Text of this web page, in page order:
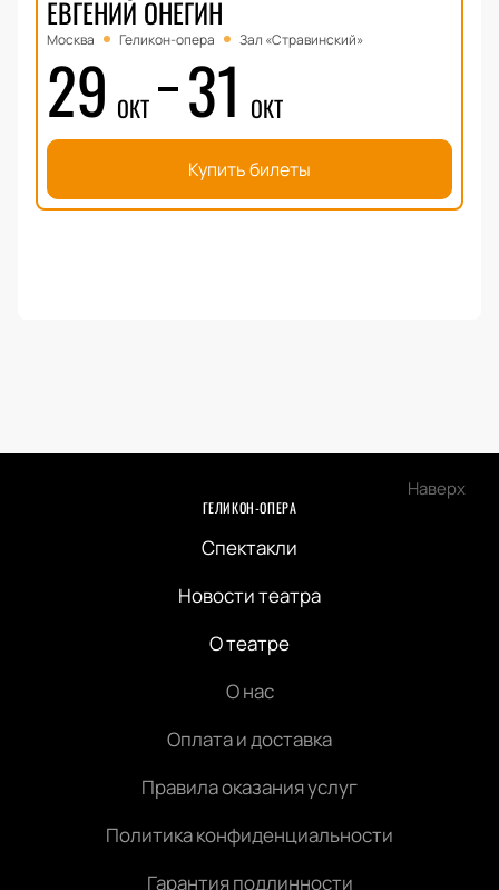
ЕВГЕНИЙ ОНЕГИН
Москва Геликон-опера Зал «Стравинский»
29 ОКТ 31 ОКТ
Купить билеты
Наверх
ГЕЛИКОН-ОПЕРА
Спектакли
Новости театра
О театре
О нас
Оплата и доставка
Правила оказания услуг
Политика конфиденциальности
Гарантия подлинности